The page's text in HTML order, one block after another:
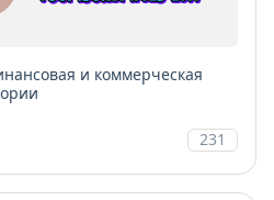
и коммерческая
231